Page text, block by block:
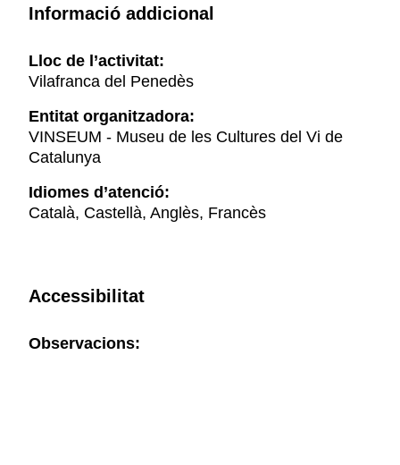
Informació addicional
Lloc de l’activitat:
Vilafranca del Penedès
Entitat organitzadora:
VINSEUM - Museu de les Cultures del Vi de
Catalunya
Idiomes d’atenció:
Català, Castellà, Anglès, Francès
Accessibilitat
Observacions: